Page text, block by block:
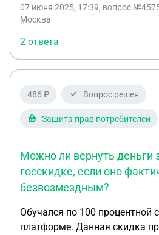
07 июня 2025, 17:39, вопрос
Москва
2 ответа
486 ₽ Вопрос решен
Защита прав потребителей
Можно ли вернуть деньги
госскидке, если оно
безвозмездным?
Обучался по 100 процентной
платформе. Данная скидка